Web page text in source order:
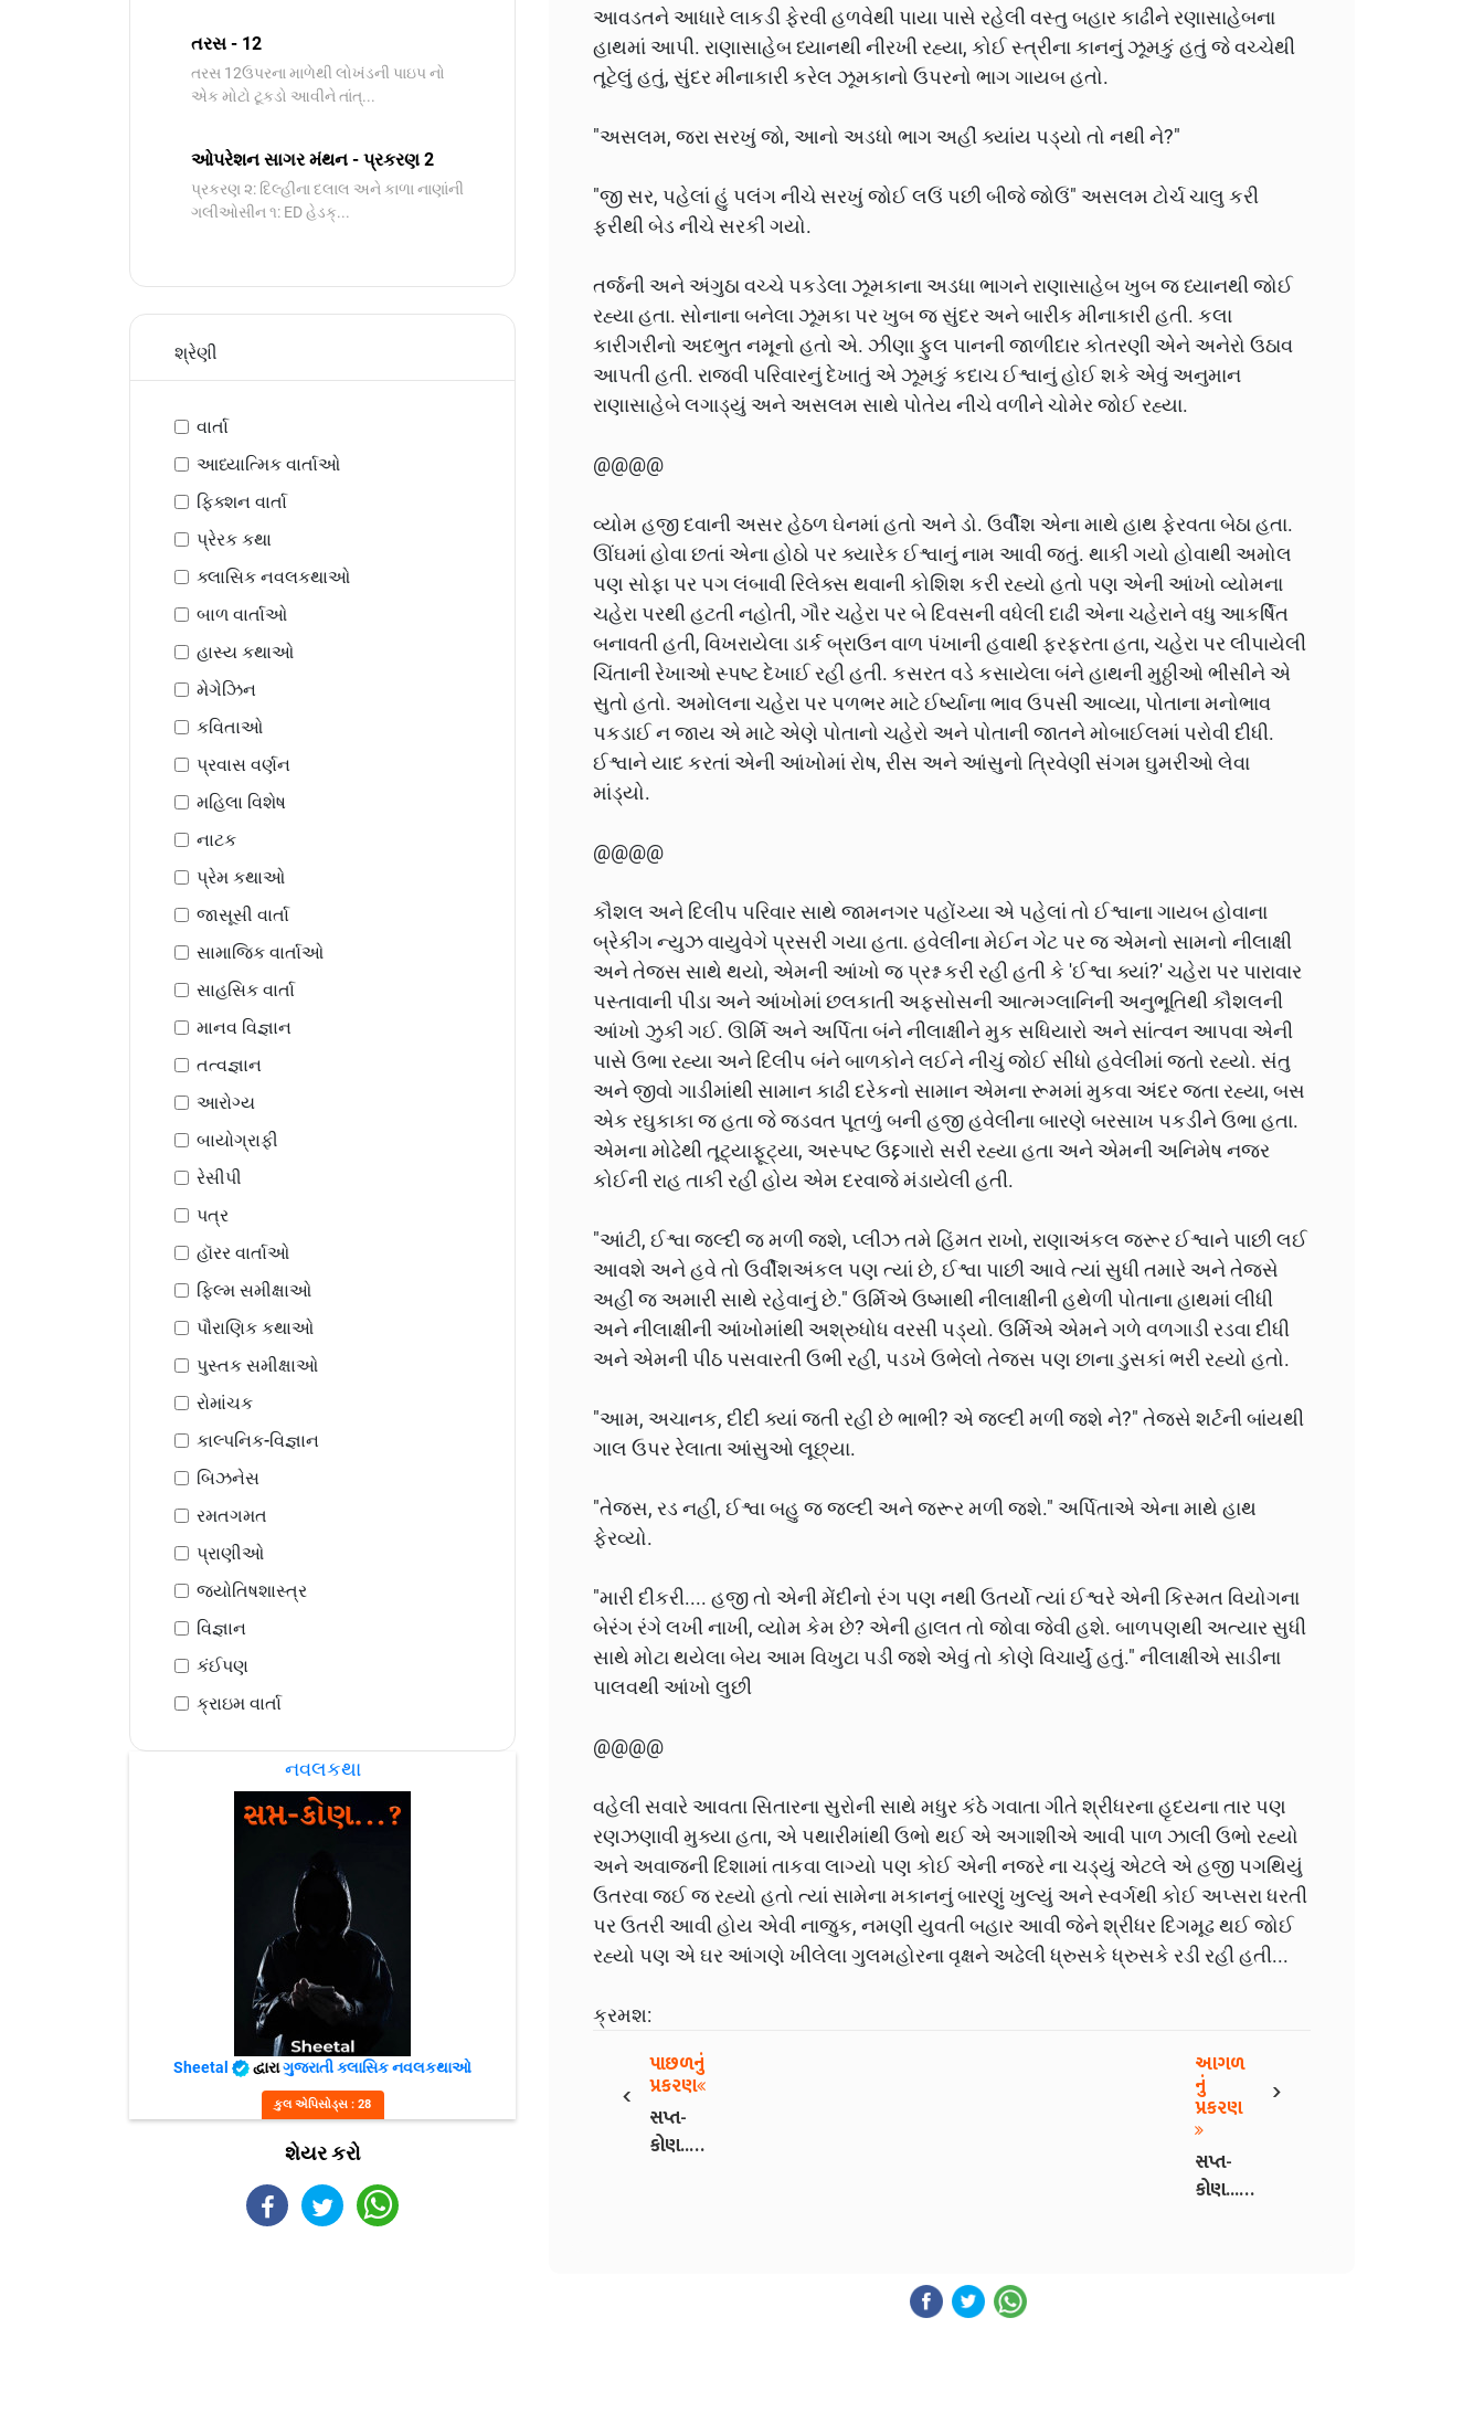
તરસ - 12
તરસ 12ઉપરના માળેથી લોખંડની પાઇપ નો
એક મોટો ટૂકડો આવીને તાંત્...
ઓપરેશન સાગર મંથન - પ્રકરણ 2
પ્રકરણ ૨: દિલ્હીના દલાલ અને કાળા નાણાંની
ગલીઓસીન ૧: ED હેડક્...
શ્રેણી
વાર્તા
આધ્યાત્મિક વાર્તાઓ
ફિક્શન વાર્તા
પ્રેરક કથા
ક્લાસિક નવલકથાઓ
બાળ વાર્તાઓ
હાસ્ય કથાઓ
મેગેઝિન
કવિતાઓ
પ્રવાસ વર્ણન
મહિલા વિશેષ
નાટક
પ્રેમ કથાઓ
જાસૂસી વાર્તા
સામાજિક વાર્તાઓ
સાહસિક વાર્તા
માનવ વિજ્ઞાન
તત્વજ્ઞાન
આરોગ્ય
બાયોગ્રાફી
રેસીપી
પત્ર
હૉરર વાર્તાઓ
ફિલ્મ સમીક્ષાઓ
પૌરાણિક કથાઓ
પુસ્તક સમીક્ષાઓ
રોમાંચક
કાલ્પનિક-વિજ્ઞાન
બિઝનેસ
રમતગમત
પ્રાણીઓ
જ્યોતિષશાસ્ત્ર
વિજ્ઞાન
કંઈપણ
ક્રાઇમ વાર્તા
નવલકથા
Sheetal દ્વારાગુજરાતી ક્લાસિક નવલકથાઓ
કુલ એપિસોડ્સ : 28
શેયર કરો
આવડતને આધારે લાકડી ફેરવી હળવેથી પાયા પાસે રહેલી વસ્તુ બહાર કાઢીને રણાસાહેબના
હાથમાં આપી. રાણાસાહેબ ધ્યાનથી નીરખી રહ્યા, કોઈ સ્ત્રીના કાનનું ઝૂમકું હતું જે વચ્ચેથી
તૂટેલું હતું, સુંદર મીનાકારી કરેલ ઝૂમકાનો ઉપરનો ભાગ ગાયબ હતો.
"અસલમ, જરા સરખું જો, આનો અડધો ભાગ અહીં ક્યાંય પડ્યો તો નથી ને?"
"જી સર, પહેલાં હું પલંગ નીચે સરખું જોઈ લઉં પછી બીજે જોઉં" અસલમ ટોર્ચ ચાલુ કરી
ફરીથી બેડ નીચે સરકી ગયો.
તર્જની અને અંગુઠા વચ્ચે પકડેલા ઝૂમકાના અડધા ભાગને રાણાસાહેબ ખુબ જ ધ્યાનથી જોઈ
રહ્યા હતા. સોનાના બનેલા ઝૂમકા પર ખુબ જ સુંદર અને બારીક મીનાકારી હતી. કલા
કારીગરીનો અદભુત નમૂનો હતો એ. ઝીણા ફુલ પાનની જાળીદાર કોતરણી એને અનેરો ઉઠાવ
આપતી હતી. રાજવી પરિવારનું દેખાતું એ ઝૂમકું કદાચ ઈશ્વાનું હોઈ શકે એવું અનુમાન
રાણાસાહેબે લગાડ્યું અને અસલમ સાથે પોતેય નીચે વળીને ચોમેર જોઈ રહ્યા.
@@@@
વ્યોમ હજી દવાની અસર હેઠળ ઘેનમાં હતો અને ડો. ઉર્વીશ એના માથે હાથ ફેરવતા બેઠા હતા.
ઊંઘમાં હોવા છતાં એના હોઠો પર ક્યારેક ઈશ્વાનું નામ આવી જતું. થાકી ગયો હોવાથી અમોલ
પણ સોફા પર પગ લંબાવી રિલેક્સ થવાની કોશિશ કરી રહ્યો હતો પણ એની આંખો વ્યોમના
ચહેરા પરથી હટતી નહોતી, ગૌર ચહેરા પર બે દિવસની વધેલી દાઢી એના ચહેરાને વધુ આકર્ષિત
બનાવતી હતી, વિખરાયેલા ડાર્ક બ્રાઉન વાળ પંખાની હવાથી ફરફરતા હતા, ચહેરા પર લીપાયેલી
ચિંતાની રેખાઓ સ્પષ્ટ દેખાઈ રહી હતી. કસરત વડે કસાયેલા બંને હાથની મુઠ્ઠીઓ ભીંસીને એ
સુતો હતો. અમોલના ચહેરા પર પળભર માટે ઈર્ષ્યાના ભાવ ઉપસી આવ્યા, પોતાના મનોભાવ
પકડાઈ ન જાય એ માટે એણે પોતાનો ચહેરો અને પોતાની જાતને મોબાઈલમાં પરોવી દીધી.
ઈશ્વાને યાદ કરતાં એની આંખોમાં રોષ, રીસ અને આંસુનો ત્રિવેણી સંગમ ઘુમરીઓ લેવા
માંડ્યો.
@@@@
કૌશલ અને દિલીપ પરિવાર સાથે જામનગર પહોંચ્યા એ પહેલાં તો ઈશ્વાના ગાયબ હોવાના
બ્રેકીંગ ન્યુઝ વાયુવેગે પ્રસરી ગયા હતા. હવેલીના મેઈન ગેટ પર જ એમનો સામનો નીલાક્ષી
અને તેજસ સાથે થયો, એમની આંખો જ પ્રશ્ન કરી રહી હતી કે 'ઈશ્વા ક્યાં?' ચહેરા પર પારાવાર
પસ્તાવાની પીડા અને આંખોમાં છલકાતી અફસોસની આત્મગ્લાનિની અનુભૂતિથી કૌશલની
આંખો ઝુકી ગઈ. ઊર્મિ અને અર્પિતા બંને નીલાક્ષીને મુક સધિયારો અને સાંત્વન આપવા એની
પાસે ઉભા રહ્યા અને દિલીપ બંને બાળકોને લઈને નીચું જોઈ સીધો હવેલીમાં જતો રહ્યો. સંતુ
અને જીવો ગાડીમાંથી સામાન કાઢી દરેકનો સામાન એમના રૂમમાં મુકવા અંદર જતા રહ્યા, બસ
એક રઘુકાકા જ હતા જે જડવત પૂતળું બની હજી હવેલીના બારણે બરસાખ પકડીને ઉભા હતા.
એમના મોઢેથી તૂટ્યાફૂટ્યા, અસ્પષ્ટ ઉદ્દગારો સરી રહ્યા હતા અને એમની અનિમેષ નજર
કોઈની રાહ તાકી રહી હોય એમ દરવાજે મંડાયેલી હતી.
"આંટી, ઈશ્વા જલ્દી જ મળી જશે, પ્લીઝ તમે હિંમત રાખો, રાણાઅંકલ જરૂર ઈશ્વાને પાછી લઈ
આવશે અને હવે તો ઉર્વીશઅંકલ પણ ત્યાં છે, ઈશ્વા પાછી આવે ત્યાં સુધી તમારે અને તેજસે
અહીં જ અમારી સાથે રહેવાનું છે." ઉર્મિએ ઉષ્માથી નીલાક્ષીની હથેળી પોતાના હાથમાં લીધી
અને નીલાક્ષીની આંખોમાંથી અશ્રુધોધ વરસી પડ્યો. ઉર્મિએ એમને ગળે વળગાડી રડવા દીધી
અને એમની પીઠ પસવારતી ઉભી રહી, પડખે ઉભેલો તેજસ પણ છાના ડુસકાં ભરી રહ્યો હતો.
"આમ, અચાનક, દીદી ક્યાં જતી રહી છે ભાભી? એ જલ્દી મળી જશે ને?" તેજસે શર્ટની બાંયથી
ગાલ ઉપર રેલાતા આંસુઓ લૂછ્યા.
"તેજસ, રડ નહીં, ઈશ્વા બહુ જ જલ્દી અને જરૂર મળી જશે." અર્પિતાએ એના માથે હાથ
ફેરવ્યો.
"મારી દીકરી.... હજી તો એની મેંદીનો રંગ પણ નથી ઉતર્યો ત્યાં ઈશ્વરે એની કિસ્મત વિયોગના
બેરંગ રંગે લખી નાખી, વ્યોમ કેમ છે? એની હાલત તો જોવા જેવી હશે. બાળપણથી અત્યાર સુધી
સાથે મોટા થયેલા બેય આમ વિખુટા પડી જશે એવું તો કોણે વિચાર્યું હતું." નીલાક્ષીએ સાડીના
પાલવથી આંખો લુછી
@@@@
વહેલી સવારે આવતા સિતારના સુરોની સાથે મધુર કંઠે ગવાતા ગીતે શ્રીધરના હૃદયના તાર પણ
રણઝણાવી મુક્યા હતા, એ પથારીમાંથી ઉભો થઈ એ અગાશીએ આવી પાળ ઝાલી ઉભો રહ્યો
અને અવાજની દિશામાં તાકવા લાગ્યો પણ કોઈ એની નજરે ના ચડ્યું એટલે એ હજી પગથિયું
ઉતરવા જઈ જ રહ્યો હતો ત્યાં સામેના મકાનનું બારણું ખુલ્યું અને સ્વર્ગથી કોઈ અપ્સરા ધરતી
પર ઉતરી આવી હોય એવી નાજુક, નમણી યુવતી બહાર આવી જેને શ્રીધર દિગમૂઢ થઈ જોઈ
રહ્યો પણ એ ઘર આંગણે ખીલેલા ગુલમહોરના વૃક્ષને અઢેલી ધ્રુસકે ધ્રુસકે રડી રહી હતી...
ક્રમશ:
‹
પાછળનું
પ્રકરણ
સપ્ત-
કોણ...?
›
આગળ
નું
પ્રકરણ
સપ્ત-
કોણ...?